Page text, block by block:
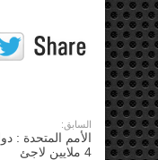
السابق:
الأمم المتحدة :
4 ملايين لاجئ